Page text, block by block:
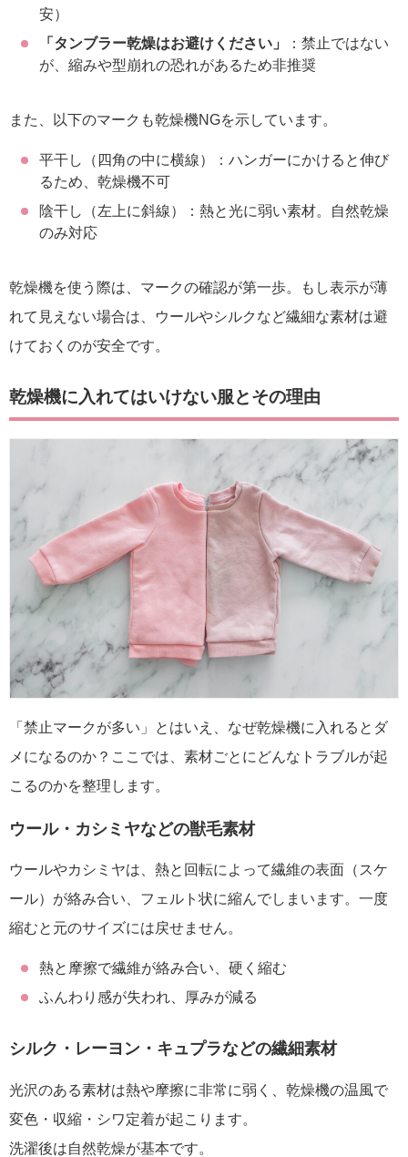
安）
「タンブラー乾燥はお避けください」
：禁止ではない
が、縮みや型崩れの恐れがあるため非推奨
また、以下のマークも乾燥機NGを示しています。
平干し（四角の中に横線）：ハンガーにかけると伸び
るため、乾燥機不可
陰干し（左上に斜線）：熱と光に弱い素材。自然乾燥
のみ対応
乾燥機を使う際は、マークの確認が第一歩。もし表示が薄
れて見えない場合は、ウールやシルクなど繊細な素材は避
けておくのが安全です。
乾燥機に入れてはいけない服とその理由
「禁止マークが多い」とはいえ、なぜ乾燥機に入れるとダ
メになるのか？ここでは、素材ごとにどんなトラブルが起
こるのかを整理します。
ウール・カシミヤなどの獣毛素材
ウールやカシミヤは、熱と回転によって繊維の表面（スケ
ール）が絡み合い、フェルト状に縮んでしまいます。一度
縮むと元のサイズには戻せません。
熱と摩擦で繊維が絡み合い、硬く縮む
ふんわり感が失われ、厚みが減る
シルク・レーヨン・キュプラなどの繊細素材
光沢のある素材は熱や摩擦に非常に弱く、乾燥機の温風で
変色・収縮・シワ定着が起こります。
洗濯後は自然乾燥が基本です。